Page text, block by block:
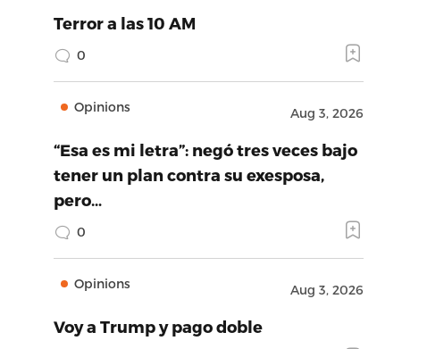
Terror a las 10 AM
0
Opinions Aug 3, 2026
“Esa es mi letra”: negó tres veces bajo
tener un plan contra su exesposa,
pero…
0
Opinions Aug 3, 2026
Voy a Trump y pago doble